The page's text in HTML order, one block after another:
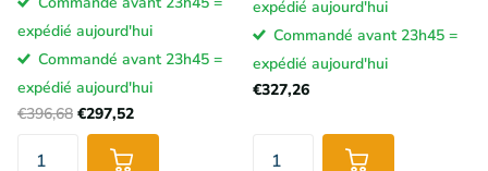
expédié aujourd'hui
Commandé avant 23h45 =
expédié aujourd'hui
€396,68 €297,52
expédié aujourd'hui
Commandé avant 23h45 =
expédié aujourd'hui
€327,26